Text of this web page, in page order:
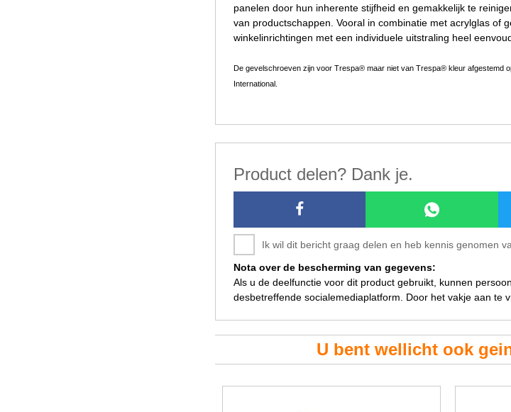
panelen door hun inherente stijfheid en gemakkelijk te
van productschappen. Vooral in combinatie met acrylglas of
winkelinrichtingen met een individuele uitstraling heel
De gevelschroeven zijn voor Trespa® maar niet van Trespa® kleur
International.
Product delen? Dank je.
Ik wil dit bericht graag delen en heb kennis genomen
Nota over de bescherming van gegevens:
Als u de deelfunctie voor dit product gebruikt, kunnen
desbetreffende socialemediaplatform. Door het vakje aan te
U bent wellicht ook